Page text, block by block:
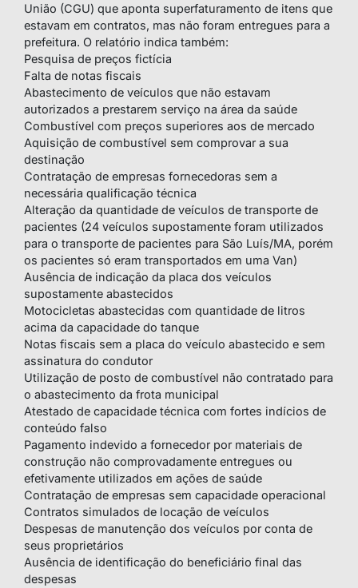
União (CGU) que aponta superfaturamento de itens que
estavam em contratos, mas não foram entregues para a
prefeitura. O relatório indica também:
Pesquisa de preços fictícia
Falta de notas fiscais
Abastecimento de veículos que não estavam
autorizados a prestarem serviço na área da saúde
Combustível com preços superiores aos de mercado
Aquisição de combustível sem comprovar a sua
destinação
Contratação de empresas fornecedoras sem a
necessária qualificação técnica
Alteração da quantidade de veículos de transporte de
pacientes (24 veículos supostamente foram utilizados
para o transporte de pacientes para São Luís/MA, porém
os pacientes só eram transportados em uma Van)
Ausência de indicação da placa dos veículos
supostamente abastecidos
Motocicletas abastecidas com quantidade de litros
acima da capacidade do tanque
Notas fiscais sem a placa do veículo abastecido e sem
assinatura do condutor
Utilização de posto de combustível não contratado para
o abastecimento da frota municipal
Atestado de capacidade técnica com fortes indícios de
conteúdo falso
Pagamento indevido a fornecedor por materiais de
construção não comprovadamente entregues ou
efetivamente utilizados em ações de saúde
Contratação de empresas sem capacidade operacional
Contratos simulados de locação de veículos
Despesas de manutenção dos veículos por conta de
seus proprietários
Ausência de identificação do beneficiário final das
despesas